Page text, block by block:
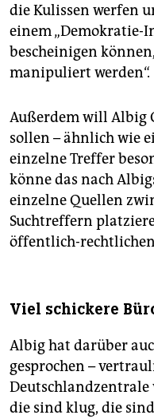
die Kulissen werfen
einem „Demokratie-
bescheinigen
manipuliert werden“.
Außerdem will Albig
sollen – ähnlich wie
einzelne Treffer
könne das nach
einzelne Quellen
Suchtreffern
öffentlich-
Viel schickere
Albig hat darüber
gesprochen –
Deutschlandzentrale
die sind klug, die